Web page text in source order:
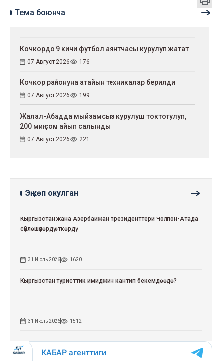
Тема боюнча
Кочкордо 9 кичи футбол аянтчасы курулуп жатат
07 Август 2026 176
Кочкор районуна атайын техникалар берилди
07 Август 2026 199
Жалал-Абадда мыйзамсыз курулуш токтотулуп,
200 миң сом айып салынды
07 Август 2026 221
Эң көп окулган
Кыргызстан жана Азербайжан президенттери Чолпон-Атада
сүйлөшүүлөрдү өткөрдү
31 Июль 2026 1620
Кыргызстан туристтик имиджин кантип бекемдөөдө?
31 Июль 2026 1512